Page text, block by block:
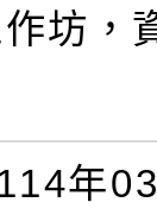
坊，
年